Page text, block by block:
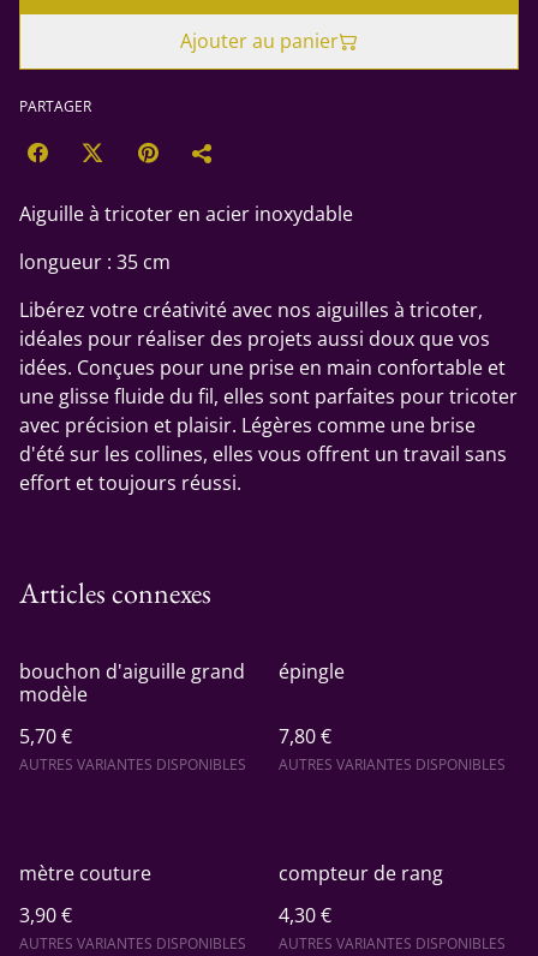
Ajouter au panier
PARTAGER
Aiguille à tricoter en acier inoxydable
longueur : 35 cm
Libérez votre créativité avec nos aiguilles à tricoter,
idéales pour réaliser des projets aussi doux que vos
idées. Conçues pour une prise en main confortable et
une glisse fluide du fil, elles sont parfaites pour tricoter
avec précision et plaisir. Légères comme une brise
d'été sur les collines, elles vous offrent un travail sans
effort et toujours réussi.
Articles connexes
bouchon d'aiguille grand
modèle
5,70 €
AUTRES VARIANTES DISPONIBLES
épingle
7,80 €
AUTRES VARIANTES DISPONIBLES
mètre couture
3,90 €
AUTRES VARIANTES DISPONIBLES
compteur de rang
4,30 €
AUTRES VARIANTES DISPONIBLES